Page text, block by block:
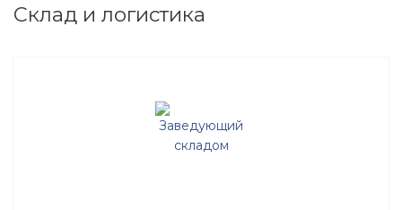
Склад и логистика